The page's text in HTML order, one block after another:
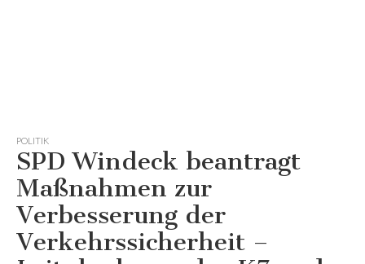
POLITIK
SPD Windeck beantragt
Maßnahmen zur
Verbesserung der
Verkehrssicherheit –